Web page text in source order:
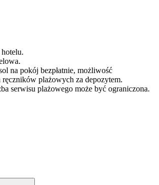
na pokój bezpłatnie, możliwość
plażowych za depozytem.
serwisu plażowego może być ograniczona.